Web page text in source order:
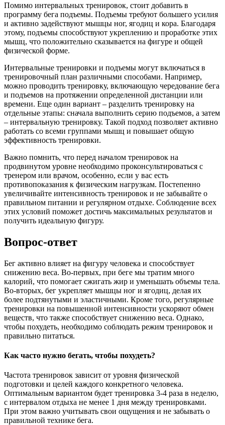
Помимо интервальных тренировок, стоит добавить в
программу бега подъемы. Подъемы требуют большего усилия
и активно задействуют мышцы ног, ягодиц и кора. Благодаря
этому, подъемы способствуют укреплению и проработке этих
мышц, что положительно сказывается на фигуре и общей
физической форме.
Интервальные тренировки и подъемы могут включаться в
тренировочный план различными способами. Например,
можно проводить тренировку, включающую чередование бега
и подъемов на протяжении определенной дистанции или
времени. Еще один вариант – разделить тренировку на
отдельные этапы: сначала выполнить серию подъемов, а затем
– интервальную тренировку. Такой подход позволяет активно
работать со всеми группами мышц и повышает общую
эффективность тренировки.
Важно помнить, что перед началом тренировок на
продвинутом уровне необходимо проконсультироваться с
тренером или врачом, особенно, если у вас есть
противопоказания к физическим нагрузкам. Постепенно
увеличивайте интенсивность тренировок и не забывайте о
правильном питании и регулярном отдыхе. Соблюдение всех
этих условий поможет достичь максимальных результатов и
получить идеальную фигуру.
Вопрос-ответ
Бег активно влияет на фигуру человека и способствует
снижению веса. Во-первых, при беге мы тратим много
калорий, что помогает сжигать жир и уменьшать объемы тела.
Во-вторых, бег укрепляет мышцы ног и ягодиц, делая их
более подтянутыми и эластичными. Кроме того, регулярные
тренировки на повышенной интенсивности ускоряют обмен
веществ, что также способствует снижению веса. Однако,
чтобы похудеть, необходимо соблюдать режим тренировок и
правильно питаться.
Как часто нужно бегать, чтобы похудеть?
Частота тренировок зависит от уровня физической
подготовки и целей каждого конкретного человека.
Оптимальным вариантом будет тренировка 3-4 раза в неделю,
с интервалом отдыха не менее 1 дня между тренировками.
При этом важно учитывать свои ощущения и не забывать о
правильной технике бега.